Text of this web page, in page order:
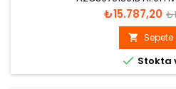
Fiyat
₺15.787,20
 Sepete
 Stokta